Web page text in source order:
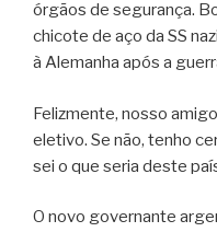
órgãos de segurança.
chicote de aço da SS
à Alemanha após a
Felizmente, nosso
eletivo. Se não, tenho
sei o que seria deste
O novo governante